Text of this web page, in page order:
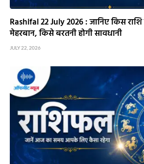
Rashifal 22 July 2026 : जानिए किस
मेहरबान, किसे बरतनी होगी सावधानी
JULY 22, 2026